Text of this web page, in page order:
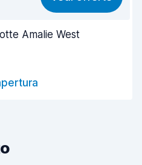
8,2
Amalie West